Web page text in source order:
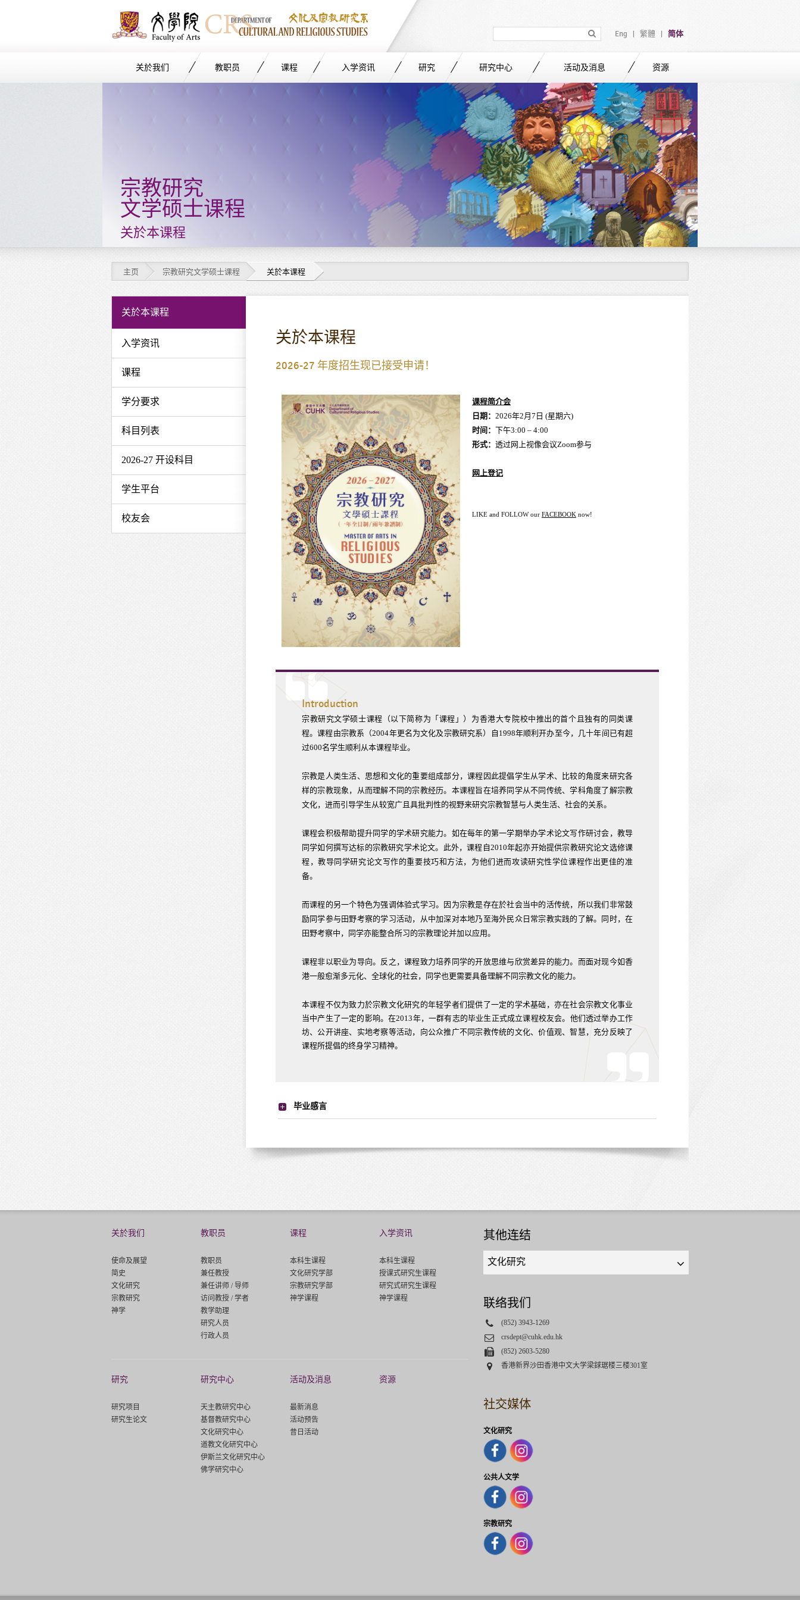
in
Eng 繁體 简体
关於我们 教职员 课程 入学资讯 研究 研究中心 活动及消息
资源
宗教研究
文学硕士课程
关於本课程
主页 宗教研究文学硕士课程 关於本课程
宗
教
研
究
文
学
硕
士
课
程
-
关於本课程
入学资讯
课程
学分要求
科目列表
2026-27 开设科目
学生平台
校友会
关於本课程
2026-27 年度招生现已接受申请！
课程简介会
日期： 2026年2月7日 (星期六)
时间： 下午3:00 – 4:00
形式： 透过网上视像会议Zoom参与
网上登记
LIKE and FOLLOW our FACEBOOK now!
Introduction
宗教研究文学硕士课程（以下简称为「课程」）为香港大专院校中推出的首个且独有的同类课
程。课程由宗教系（2004年更名为文化及宗教研究系）自1998年顺利开办至今，几十年间已有超
过600名学生顺利从本课程毕业。
宗教是人类生活、思想和文化的重要组成部分，课程因此提倡学生从学术、比较的角度来研究各
样的宗教现象，从而理解不同的宗教经历。本课程旨在培养同学从不同传统、学科角度了解宗教
文化，进而引导学生从较宽广且具批判性的视野来研究宗教智慧与人类生活、社会的关系。
课程会积极帮助提升同学的学术研究能力。如在每年的第一学期举办学术论文写作研讨会，教导
同学如何撰写达标的宗教研究学术论文。此外，课程自2010年起亦开始提供宗教研究论文选修课
程，教导同学研究论文写作的重要技巧和方法，为他们进而攻读研究性学位课程作出更佳的准
备。
而课程的另一个特色为强调体验式学习。因为宗教是存在於社会当中的活传统，所以我们非常鼓
励同学参与田野考察的学习活动，从中加深对本地乃至海外民众日常宗教实践的了解。同时，在
田野考察中，同学亦能整合所习的宗教理论并加以应用。
课程非以职业为导向。反之，课程致力培养同学的开放思维与欣赏差异的能力。而面对现今如香
港一般愈渐多元化、全球化的社会，同学也更需要具备理解不同宗教文化的能力。
本课程不仅为致力於宗教文化研究的年轻学者们提供了一定的学术基础，亦在社会宗教文化事业
当中产生了一定的影响。在2013年，一群有志的毕业生正式成立课程校友会。他们透过举办工作
坊、公开讲座、实地考察等活动，向公众推广不同宗教传统的文化、价值观、智慧，充分反映了
课程所提倡的终身学习精神。
毕业感言
关於我们
使命及展望
简史
文化研究
宗教研究
神学
教职员
教职员
兼任教授
兼任讲师 / 导师
访问教授 / 学者
教学助理
研究人员
行政人员
课程
本科生课程
文化研究学部
宗教研究学部
神学课程
入学资讯
本科生课程
授课式研究生课程
研究式研究生课程
神学课程
研究
研究项目
研究生论文
研究中心
天主教研究中心
基督教研究中心
文化研究中心
道教文化研究中心
伊斯兰文化研究中心
佛学研究中心
活动及消息
最新消息
活动预告
昔日活动
资源
其他连结
Quick
links
select
文化研究
联络我们
Phone
(852) 3943-1269
Email
crsdept@cuhk.edu.hk
Fax(852) 2603-5280
Address
香港新界沙田香港中文大学梁銶琚楼三楼301室
社交媒体
文化研究
公共人文学
宗教研究